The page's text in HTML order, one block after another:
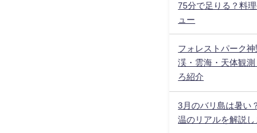
75分で足りる？料
ュー
フォレストパーク
渓・雲海・天体観
ろ紹介
3月のバリ島は暑い
温のリアルを解説し